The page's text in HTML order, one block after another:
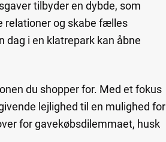
tilbyder en dybde, som
relationer og skabe fælles
dag i en klatrepark kan åbne
du shopper for. Med et fokus
lejlighed til en mulighed for
for gavekøbsdilemmaet, husk